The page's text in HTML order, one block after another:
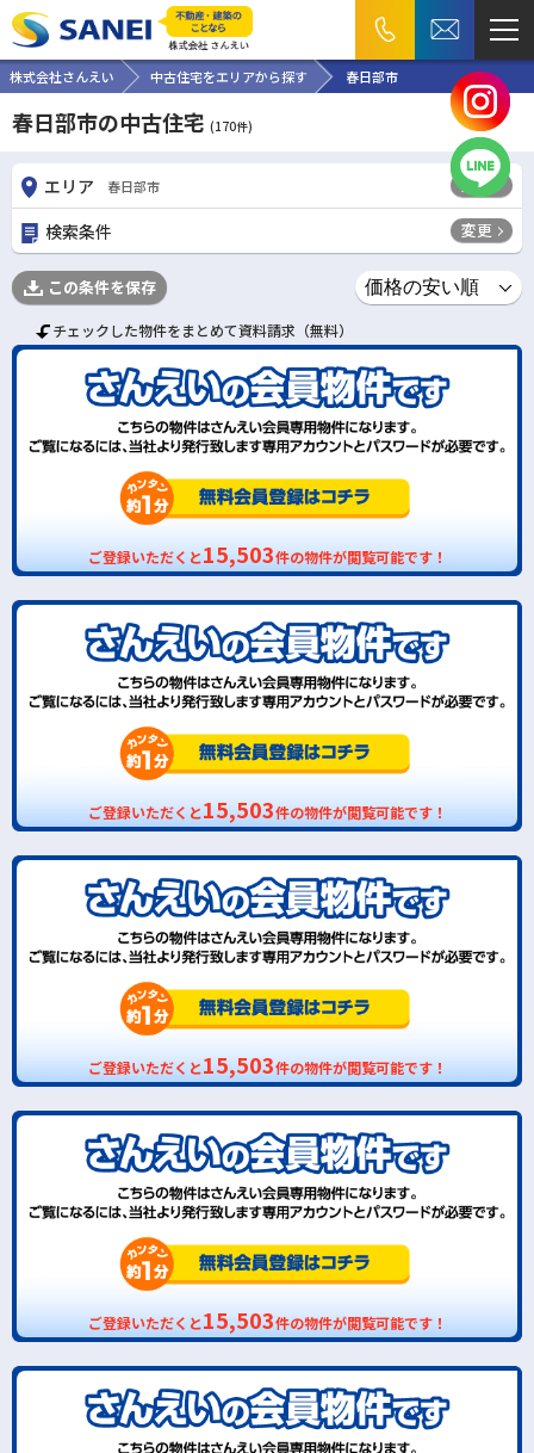
株式会社さんえい 中古住宅をエリアから探す 春日部市
春日部市の中古住宅 (170件)
エリア 春日部市 変更
検索条件 変更
この条件を保存
チェックした物件をまとめて資料請求（無料）
ご登録いただくと15,503件の物件が閲覧可能です！
ご登録いただくと15,503件の物件が閲覧可能です！
ご登録いただくと15,503件の物件が閲覧可能です！
ご登録いただくと15,503件の物件が閲覧可能です！